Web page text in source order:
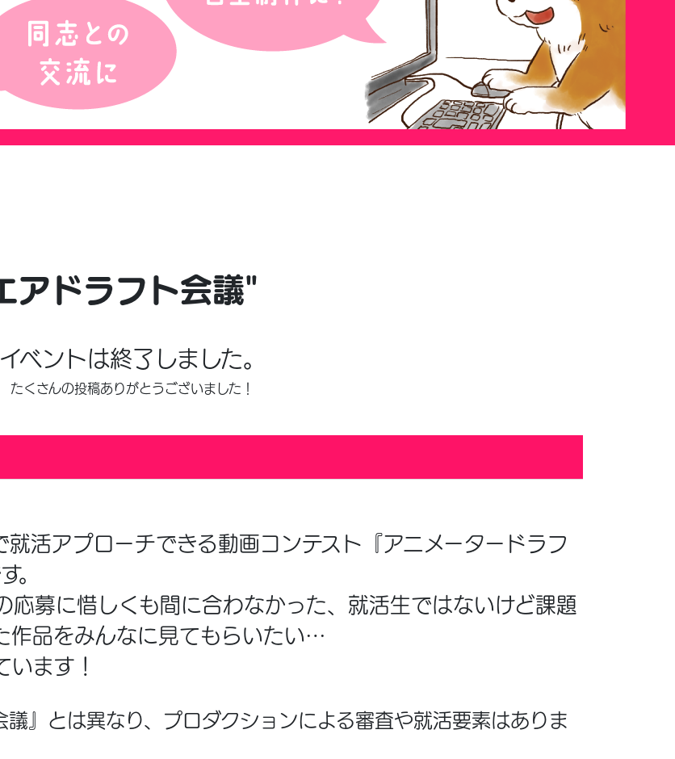
ドラフト会議"
イベントは終了しました。
たくさんの投稿ありがとうございました！
活アプローチできる動画コンテスト『アニメータードラフ
。
応募に惜しくも間に合わなかった、就活生ではないけど課題
作品をみんなに見てもらいたい…
います！
』とは異なり、プロダクションによる審査や就活要素はありま